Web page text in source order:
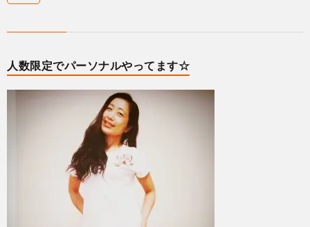
人数限定でパーソナルやってます☆